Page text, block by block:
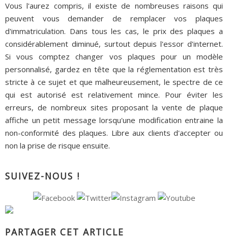
Vous l'aurez compris, il existe de nombreuses raisons qui
peuvent vous demander de remplacer vos plaques
d'immatriculation. Dans tous les cas, le prix des plaques a
considérablement diminué, surtout depuis l'essor d'internet.
Si vous comptez changer vos plaques pour un modèle
personnalisé, gardez en tête que la réglementation est très
stricte à ce sujet et que malheureusement, le spectre de ce
qui est autorisé est relativement mince. Pour éviter les
erreurs, de nombreux sites proposant la vente de plaque
affiche un petit message lorsqu'une modification entraine la
non-conformité des plaques. Libre aux clients d'accepter ou
non la prise de risque ensuite.
SUIVEZ-NOUS !
PARTAGER CET ARTICLE